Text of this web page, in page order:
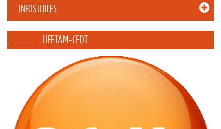
INFOS UTILES
_____ UFETAM-CFDT